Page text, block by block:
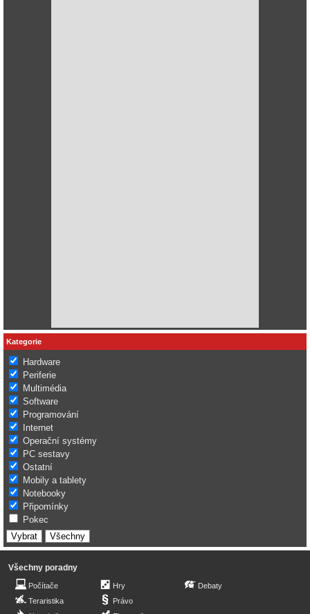
Kategorie
Hardware
Periferie
Multimédia
Software
Programování
Internet
Operační systémy
PC sestavy
Ostatní
Mobily a tablety
Notebooky
Připomínky
Pokec
Všechny poradny
Počítače
Teraristika
Hry
Právo
Debaty